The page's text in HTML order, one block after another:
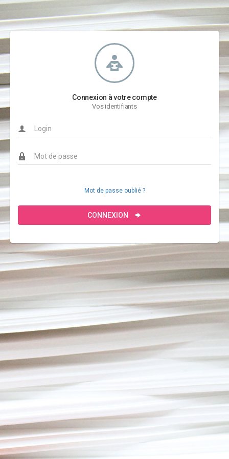
Connexion à votre compte
Vos identifiants
Mot de passe oublié ?
CONNEXION